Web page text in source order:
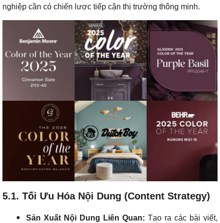
nghiệp cần có chiến lược tiếp cận thị trường thông minh.
5.1. Tối Ưu Hóa Nội Dung (Content Strategy)
Sản Xuất Nội Dung Liên Quan: Tạo ra các bài viết,